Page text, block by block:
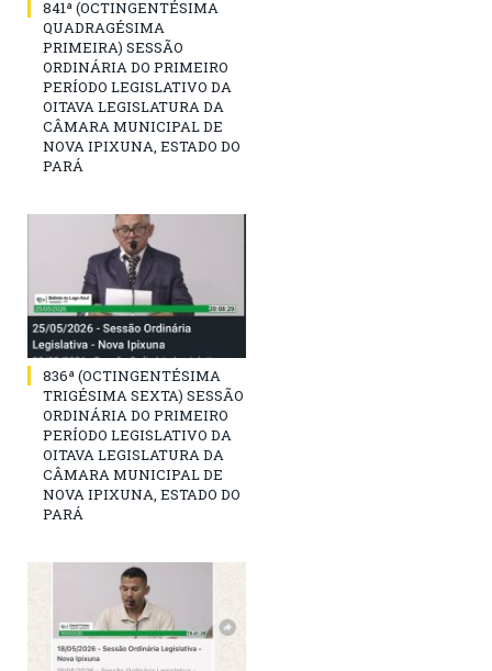
841ª (OCTINGENTÉSIMA
QUADRAGÉSIMA
PRIMEIRA) SESSÃO
ORDINÁRIA DO PRIMEIRO
PERÍODO LEGISLATIVO DA
OITAVA LEGISLATURA DA
CÂMARA MUNICIPAL DE
NOVA IPIXUNA, ESTADO DO
PARÁ
836ª (OCTINGENTÉSIMA
TRIGÉSIMA SEXTA) SESSÃO
ORDINÁRIA DO PRIMEIRO
PERÍODO LEGISLATIVO DA
OITAVA LEGISLATURA DA
CÂMARA MUNICIPAL DE
NOVA IPIXUNA, ESTADO DO
PARÁ